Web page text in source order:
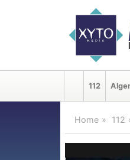
112
Home 112